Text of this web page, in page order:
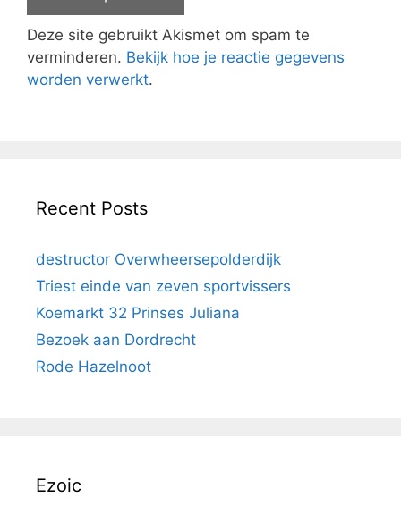
Deze site gebruikt Akismet om spam te
verminderen. Bekijk hoe je reactie gegevens
worden verwerkt.
Recent Posts
destructor Overwheersepolderdijk
Triest einde van zeven sportvissers
Koemarkt 32 Prinses Juliana
Bezoek aan Dordrecht
Rode Hazelnoot
Ezoic